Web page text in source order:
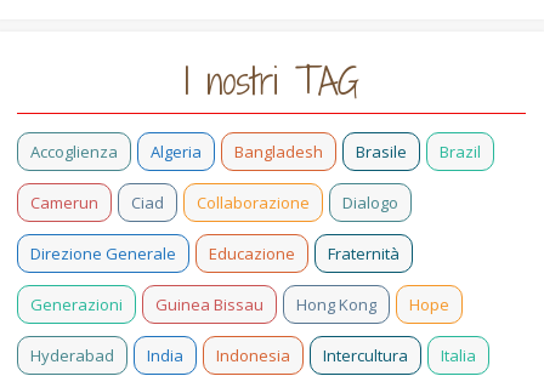
I nostri TAG
Accoglienza Algeria Bangladesh Brasile Brazil
Camerun Ciad Collaborazione Dialogo
Direzione Generale Educazione Fraternità
Generazioni Guinea Bissau Hong Kong Hope
Hyderabad India Indonesia Intercultura Italia